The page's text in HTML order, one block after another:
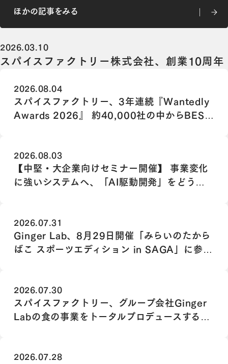
ほかの記事をみる
2026.03.10
スパイスファクトリー株式会社、創業10周年
2026.08.04
スパイスファクトリー、3年連続『Wantedly
Awards 2026』 約40,000社の中からBEST
2026.08.03
【中堅・大企業向けセミナー開催】 事業変化
に強いシステムへ、「AI駆動開発」をどう組
2026.07.31
Ginger Lab、8月29日開催「みらいのたから
ばこ スポーツエディション in SAGA」に参
2026.07.30
スパイスファクトリー、グループ会社Ginger
Labの食の事業をトータルプロデュースする
2026.07.28